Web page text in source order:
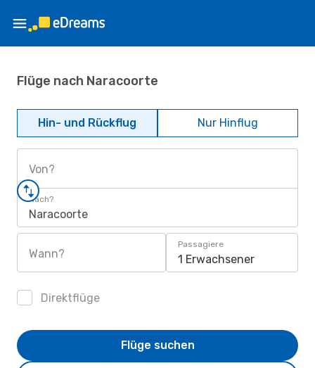
Flüge nach Naracoorte
Hin- und Rückflug Nur Hinflug
Von?
Nach?
Naracoorte
Wann?
Passagiere
1 Erwachsener
Direktflüge
Flüge suchen